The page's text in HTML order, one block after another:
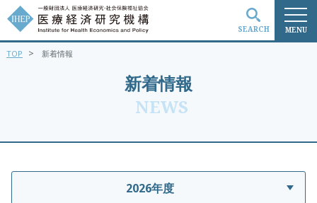
MENU
SEARCH
新着情報
NEWS
TOP > 新着情報
2026年度